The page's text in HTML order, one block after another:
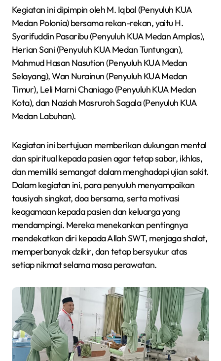
Kegiatan ini dipimpin oleh M. Iqbal (Penyuluh KUA
Medan Polonia) bersama rekan-rekan, yaitu H.
Syarifuddin Pasaribu (Penyuluh KUA Medan Amplas),
Herian Sani (Penyuluh KUA Medan Tuntungan),
Mahmud Hasan Nasution (Penyuluh KUA Medan
Selayang), Wan Nurainun (Penyuluh KUA Medan
Timur), Leli Marni Chaniago (Penyuluh KUA Medan
Kota), dan Naziah Masruroh Sagala (Penyuluh KUA
Medan Labuhan).
Kegiatan ini bertujuan memberikan dukungan mental
dan spiritual kepada pasien agar tetap sabar, ikhlas,
dan memiliki semangat dalam menghadapi ujian sakit.
Dalam kegiatan ini, para penyuluh menyampaikan
tausiyah singkat, doa bersama, serta motivasi
keagamaan kepada pasien dan keluarga yang
mendampingi. Mereka menekankan pentingnya
mendekatkan diri kepada Allah SWT, menjaga shalat,
memperbanyak dzikir, dan tetap bersyukur atas
setiap nikmat selama masa perawatan.